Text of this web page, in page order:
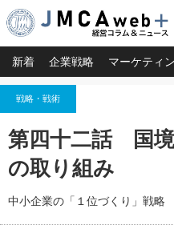
新着 企業戦略 マーケティ
戦略・戦術
第四十二話 国
の取り組み
中小企業の「１位づくり」戦略